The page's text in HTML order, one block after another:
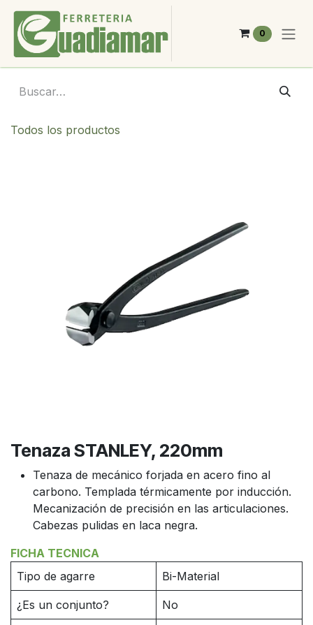
Ir al contenido
0
Todos los productos
Tenaza STANLEY, 220mm
Tenaza de mecánico forjada en acero fino al
carbono. Templada térmicamente por inducción.
Mecanización de precisión en las articulaciones.
Cabezas pulidas en laca negra.
FICHA TECNICA
Tipo de agarre
Bi-Material
¿Es un conjunto? No